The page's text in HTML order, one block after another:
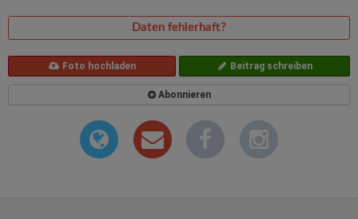
Daten fehlerhaft?
Foto hochladen Beitrag schreiben
Abonnieren
o
n